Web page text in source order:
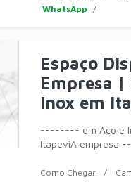
WhatsApp
Espaço
Empresa |
Inox em
-------- em Aço e
ItapeviA empresa
Como Chegar